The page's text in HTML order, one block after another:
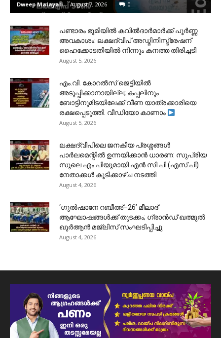
Dweep Malayali - August 7, 2026 0
പണ്ടാരം ഭൂമിയിൽ കവിൽദാർമാർക്ക് പൂർണ്ണ
അവകാശം: ലക്ഷദ്വീപ് അഡ്മിനിസ്ട്രേഷന്
ഹൈക്കോടതിയിൽ നിന്നും കനത്ത തിരിച്ചടി
August 5, 2026
​എം.വി. കോറൽസ് ജെട്ടിയിൽ
അടുപ്പിക്കാനായില്ല; കപ്പലിനും
ബോട്ടിനുമിടയിലേക്ക് വീണ യാത്രക്കാരിയെ
രക്ഷപ്പെടുത്തി. വീഡിയോ കാണാം
August 5, 2026
ലക്ഷദ്വീപിലെ ജനകീയ പ്രശ്നങ്ങൾ
പാർലമെന്റിൽ ഉന്നയിക്കാൻ ധാരണ: സുപ്രിയ
സുലെ എം.പിയുമായി എൻ.സി.പി (എസ്.പി)
നേതാക്കൾ കൂടിക്കാഴ്ച നടത്തി
August 4, 2026
‘ഗുൽഷാനേ റബീഅ്–26’ മീലാദ്
ആഘോഷങ്ങൾക്ക് തുടക്കം; ഗ്രാൻഡ് ഖത്മുൽ
ഖുർആൻ മജ്‌ലിസ് സംഘടിപ്പിച്ചു
August 4, 2026